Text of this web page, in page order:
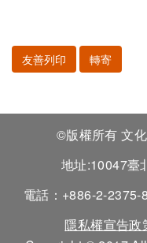
友善列印 轉寄
©版權所有 文
地址:10047臺
電話：+886-2-2375-
隱私權宣告政